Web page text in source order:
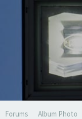
Forums Album Photo